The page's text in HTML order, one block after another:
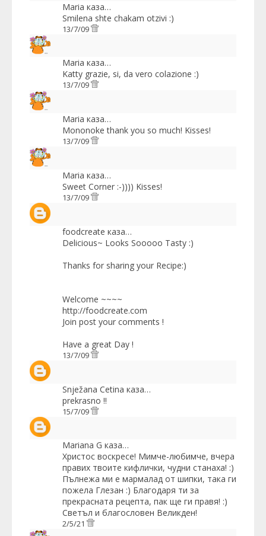
Maria каза…
Smilena shte chakam otzivi :)
13/7/09
Maria каза…
Katty grazie, si, da vero colazione :)
13/7/09
Maria каза…
Mononoke thank you so much! Kisses!
13/7/09
Maria каза…
Sweet Corner :-)))) Kisses!
13/7/09
foodcreate каза…
Delicious~ Looks Sooooo Tasty :)
Thanks for sharing your Recipe:)
Welcome ~~~~
http://foodcreate.com
Join post your comments !
Have a great Day !
13/7/09
Snježana Cetina каза…
prekrasno !!
15/7/09
Mariana G каза…
Христос воскресе! Мимче-любимче, вчера
правих твоите кифлички, чудни станаха! :)
Пълнежа ми е мармалад от шипки, така ги
пожела Глезан :) Благодаря ти за
прекрасната рецепта, пак ще ги правя! :)
Светъл и благословен Великден!
2/5/21